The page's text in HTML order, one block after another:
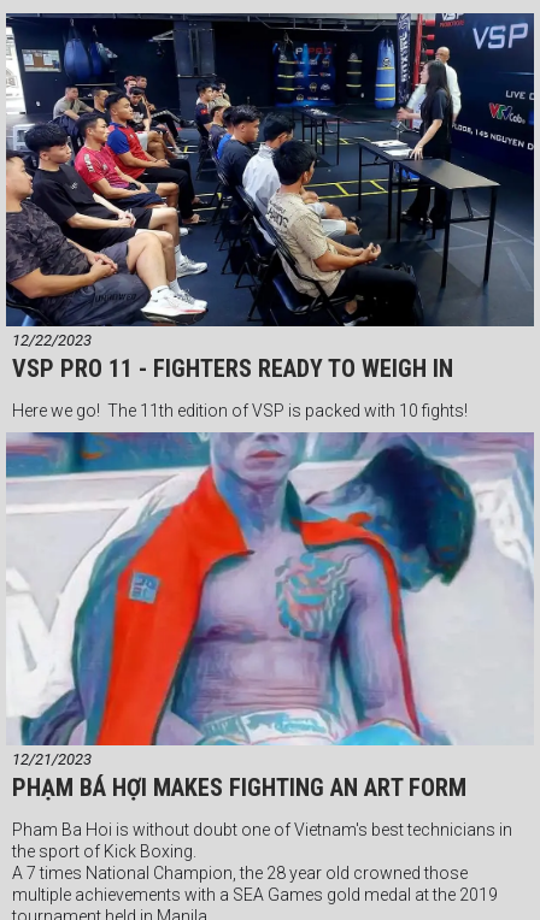
Một trong những gương mặt đáng chú ý ở VSP Pro 11 là tài năng trẻ
Nguyễn Trung Khán - võ sĩ đến từ Quảng Ngãi từng nhiều lần vô địch
trẻ toàn quốc, với chiến thắng knockout tại giải Vô địch Boxing trẻ
Châu Á 2023. Mới sinh năm 2005 và đang là một trong những võ sĩ
trọng điểm tương lai của Boxing Quảng Ngãi, Nguyễn Trung Khán
cũng bắt đầu thử sức với võ đài nhà nghề.
Bên cạnh Nguyễn Trung Khán, VSP Pro đã chứng kiến nhiều võ sĩ từ
Quảng Ngãi như Trương Ngô Gia Huy, Huỳnh Thị Vũ Duyên tham gia
thi đấu. Cùng với những tay đấm từ TP. Hồ Chí Minh, Hà Nội, VSP Pro
đang trở thành nơi tích lũy kinh nghiệm quý giá cho các võ sĩ từ
nheièu tỉnh thành trên cả nước.
#Webthethao #VSPPro
12/22/2023
VSP PRO 11 - FIGHTERS READY TO WEIGH IN
Here we go! The 11th edition of VSP is packed with 10 fights!
12/21/2023
PHẠM BÁ HỢI MAKES FIGHTING AN ART FORM
Pham Ba Hoi is without doubt one of Vietnam's best technicians in
the sport of Kick Boxing.
A 7 times National Champion, the 28 year old crowned those
multiple achievements with a SEA Games gold medal at the 2019
tournament held in Manila.